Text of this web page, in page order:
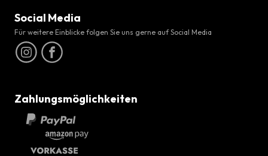
Social Media
Für weitere Einblicke folgen Sie uns gerne auf Social Media
Zahlungsmöglichkeiten